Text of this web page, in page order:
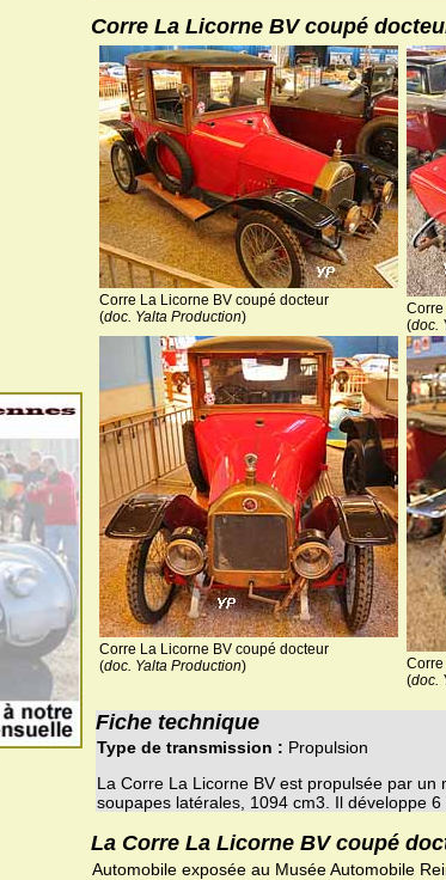
Corre La Licorne BV coupé
Corre La Licorne BV coupé docteur
(doc. Yalta Production)
(doc.
Corre La Licorne BV coupé docteur
(doc. Yalta Production)
(doc.
Fiche technique
Type de transmission : Propulsion
La Corre La Licorne BV est propulsée par
soupapes latérales, 1094 cm3. Il développe 6
La Corre La Licorne BV coupé
Automobile exposée au Musée Automobile